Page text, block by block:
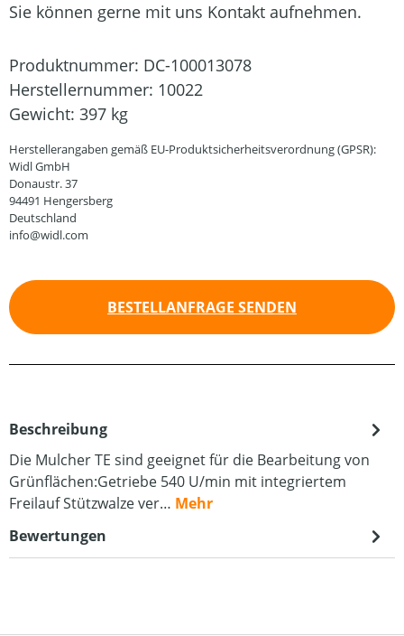
Sie können gerne mit uns Kontakt aufnehmen.
Produktnummer: DC-100013078
Herstellernummer: 10022
Gewicht: 397 kg
Herstellerangaben gemäß EU-Produktsicherheitsverordnung (GPSR):
Widl GmbH
Donaustr. 37
94491 Hengersberg
Deutschland
info@widl.com
BESTELLANFRAGE SENDEN
Beschreibung
Die Mulcher TE sind geeignet für die Bearbeitung von
Grünflächen:Getriebe 540 U/min mit integriertem
Freilauf Stützwalze ver… Mehr
Bewertungen